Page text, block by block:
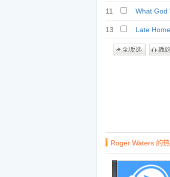
11 What God
13 Late
Roger Waters 的